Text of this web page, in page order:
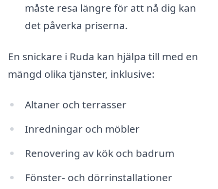
måste resa längre för att nå dig kan
det påverka priserna.
En snickare i Ruda kan hjälpa till med en
mängd olika tjänster, inklusive:
Altaner och terrasser
Inredningar och möbler
Renovering av kök och badrum
Fönster- och dörrinstallationer